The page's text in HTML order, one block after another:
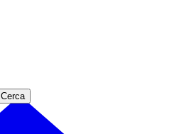
Cerca